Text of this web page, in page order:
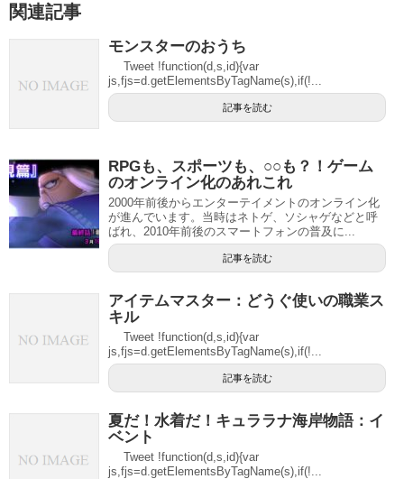
関連記事
モンスターのおうち
Tweet !function(d,s,id){var
js,fjs=d.getElementsByTagName(s),if(!...
記事を読む
RPGも、スポーツも、○○も？！ゲーム
のオンライン化のあれこれ
2000年前後からエンターテイメントのオンライン化
が進んでいます。当時はネトゲ、ソシャゲなどと呼
ばれ、2010年前後のスマートフォンの普及に...
記事を読む
アイテムマスター：どうぐ使いの職業ス
キル
Tweet !function(d,s,id){var
js,fjs=d.getElementsByTagName(s),if(!...
記事を読む
夏だ！水着だ！キュララナ海岸物語：イ
ベント
Tweet !function(d,s,id){var
js,fjs=d.getElementsByTagName(s),if(!...